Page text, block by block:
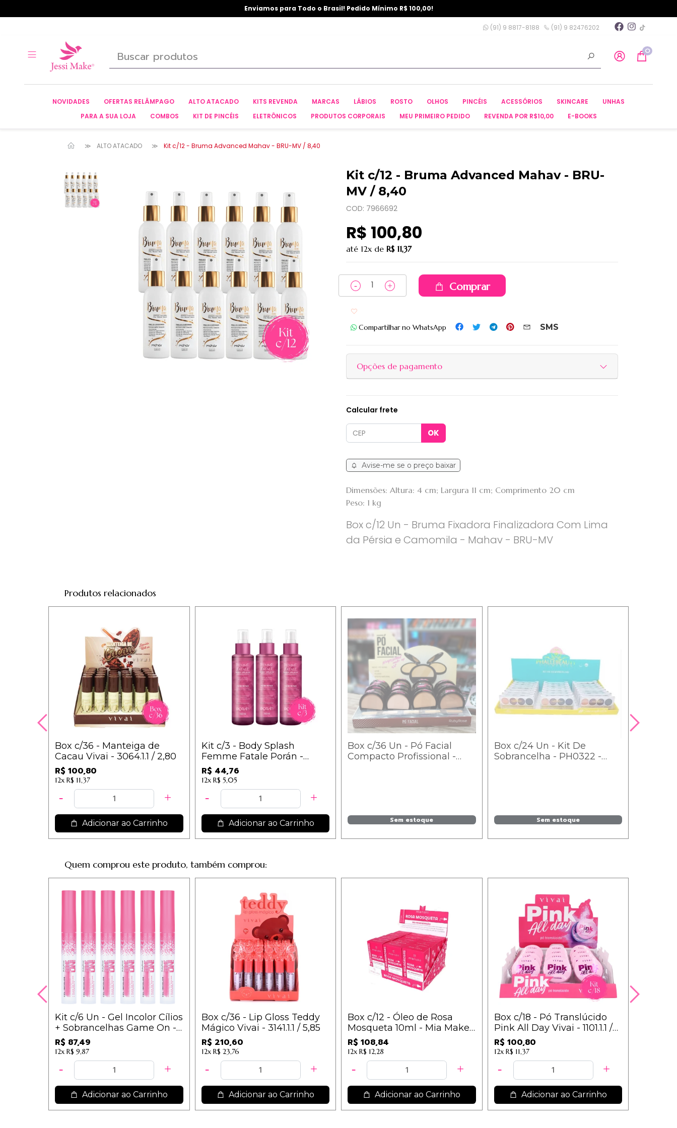
Enviamos para Todo o Brasil! Pedido Mínimo R$ 100,00!
(91) 9 8817-8188 (91) 9 82476202
0
NOVIDADES OFERTAS RELÂMPAGO ALTO ATACADO KITS REVENDA MARCAS LÁBIOS ROSTO OLHOS PINCÉIS ACESSÓRIOS SKINCARE
UNHAS
PARA A SUA LOJA
COMBOS KIT DE PINCÉIS ELETRÔNICOS PRODUTOS CORPORAIS MEU PRIMEIRO PEDIDO REVENDA POR R$10,00 E-BOOKS
ALTO ATACADO Kit c/12 - Bruma Advanced Mahav - BRU-MV / 8,40
Kit c/12 - Bruma Advanced Mahav - BRU-
MV / 8,40
COD: 7966692
R$ 100,80
até 12x de R$ 11,37
Comprar
Compartilhar no WhatsApp
SMS
Opções de pagamento
Calcular frete
Avise-me se o preço baixar
Dimensões: Altura: 4 cm; Largura 11 cm; Comprimento 20 cm
Peso: 1 kg
Box c/12 Un - Bruma Fixadora Finalizadora Com Lima
da Pérsia e Camomila - Mahav - BRU-MV
Produtos relacionados
Box c/36 - Manteiga de
Cacau Vivai - 3064.1.1 / 2,80
R$ 100,80
12x R$ 11,37
Adicionar ao Carrinho
Kit c/3 - Body Splash
Femme Fatale Porán -
FEMININA / 14,92
R$ 44,76
12x R$ 5,05
Adicionar ao Carrinho
Box c/36 Un - Pó Facial
Compacto Profissional -
Sem estoque
Box c/24 Un - Kit De
Sobrancelha - PH0322 -
Sem estoque
Quem comprou este produto, também comprou:
Kit c/6 Un - Gel Incolor Cílios
+ Sobrancelhas Game On -
Ruby Rose - HB509
R$ 87,49
12x R$ 9,87
Adicionar ao Carrinho
Box c/36 - Lip Gloss Teddy
Mágico Vivai - 3141.1.1 / 5,85
R$ 210,60
12x R$ 23,76
Adicionar ao Carrinho
Box c/12 - Óleo de Rosa
Mosqueta 10ml - Mia Make /
9,07
R$ 108,84
12x R$ 12,28
Adicionar ao Carrinho
Box c/18 - Pó Translúcido
Pink All Day Vivai - 1101.1.1 /
6,00
R$ 100,80
12x R$ 11,37
Adicionar ao Carrinho